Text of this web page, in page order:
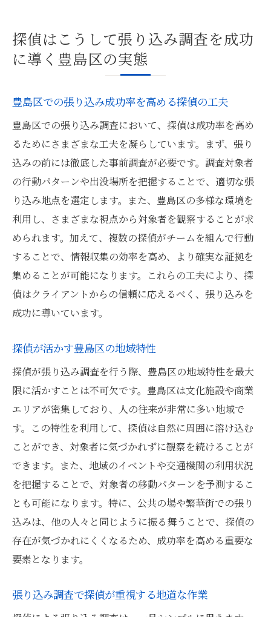
探偵はこうして張り込み調査を成功
に導く豊島区の実態
豊島区での張り込み成功率を高める探偵の工夫
豊島区での張り込み調査において、探偵は成功率を高め
るためにさまざまな工夫を凝らしています。まず、張り
込みの前には徹底した事前調査が必要です。調査対象者
の行動パターンや出没場所を把握することで、適切な張
り込み地点を選定します。また、豊島区の多様な環境を
利用し、さまざまな視点から対象者を観察することが求
められます。加えて、複数の探偵がチームを組んで行動
することで、情報収集の効率を高め、より確実な証拠を
集めることが可能になります。これらの工夫により、探
偵はクライアントからの信頼に応えるべく、張り込みを
成功に導いています。
探偵が活かす豊島区の地域特性
探偵が張り込み調査を行う際、豊島区の地域特性を最大
限に活かすことは不可欠です。豊島区は文化施設や商業
エリアが密集しており、人の往来が非常に多い地域で
す。この特性を利用して、探偵は自然に周囲に溶け込む
ことができ、対象者に気づかれずに観察を続けることが
できます。また、地域のイベントや交通機関の利用状況
を把握することで、対象者の移動パターンを予測するこ
とも可能になります。特に、公共の場や繁華街での張り
込みは、他の人々と同じように振る舞うことで、探偵の
存在が気づかれにくくなるため、成功率を高める重要な
要素となります。
張り込み調査で探偵が重視する地道な作業